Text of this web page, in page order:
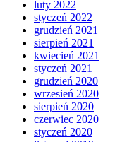
luty 2022
styczeń 2022
grudzień 2021
sierpień 2021
kwiecień 2021
styczeń 2021
grudzień 2020
wrzesień 2020
sierpień 2020
czerwiec 2020
styczeń 2020